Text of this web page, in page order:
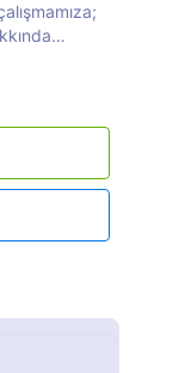
olan
gizliliğini
dataları
örnek
anketi